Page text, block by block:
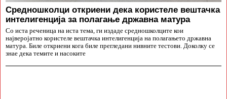
Средношколци откриени дека користеле вештачка
интелигенција за полагање државна матура
Со иста реченица на иста тема, ги издаде средношколците кои
најверојатно користеле вештачка интелигенција на полагањето државна
матура. Биле откриени кога биле прегледани нивните тестови. Доколку се
знае дека темите и насоките